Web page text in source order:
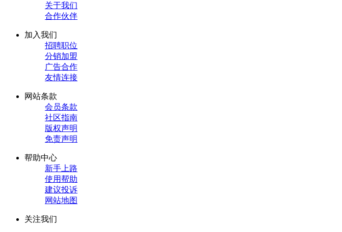
关于我们
合作伙伴
加入我们
招聘职位
分销加盟
广告合作
友情连接
网站条款
会员条款
社区指南
版权声明
免责声明
帮助中心
新手上路
使用帮助
建议投诉
网站地图
关注我们